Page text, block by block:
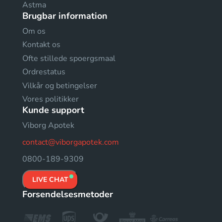
Astma
Brugbar information
Om os
Kontakt os
Ofte stillede spoergsmaal
Ordrestatus
Vilkår og betingelser
Vores politikker
Kunde support
Viborg Apotek
contact@viborgapotek.com
0800-189-9309
LIVE CHAT
Forsendelsesmetoder